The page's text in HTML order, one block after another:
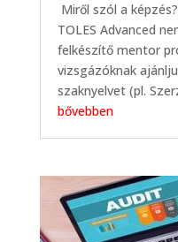
Miről szól a
TOLES Advanced
felkészítő mentor
vizsgázóknak
szaknyelvet (pl.
bővebben